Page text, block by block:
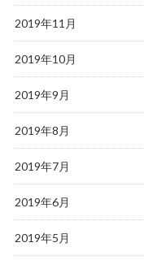
2019年11月
2019年10月
2019年9月
2019年8月
2019年7月
2019年6月
2019年5月